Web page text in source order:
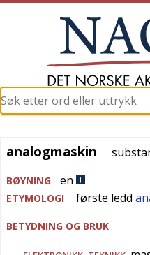
analogmaskin
BØYNING en
ETYMOLOGI første ledd
BETYDNING OG BRUK